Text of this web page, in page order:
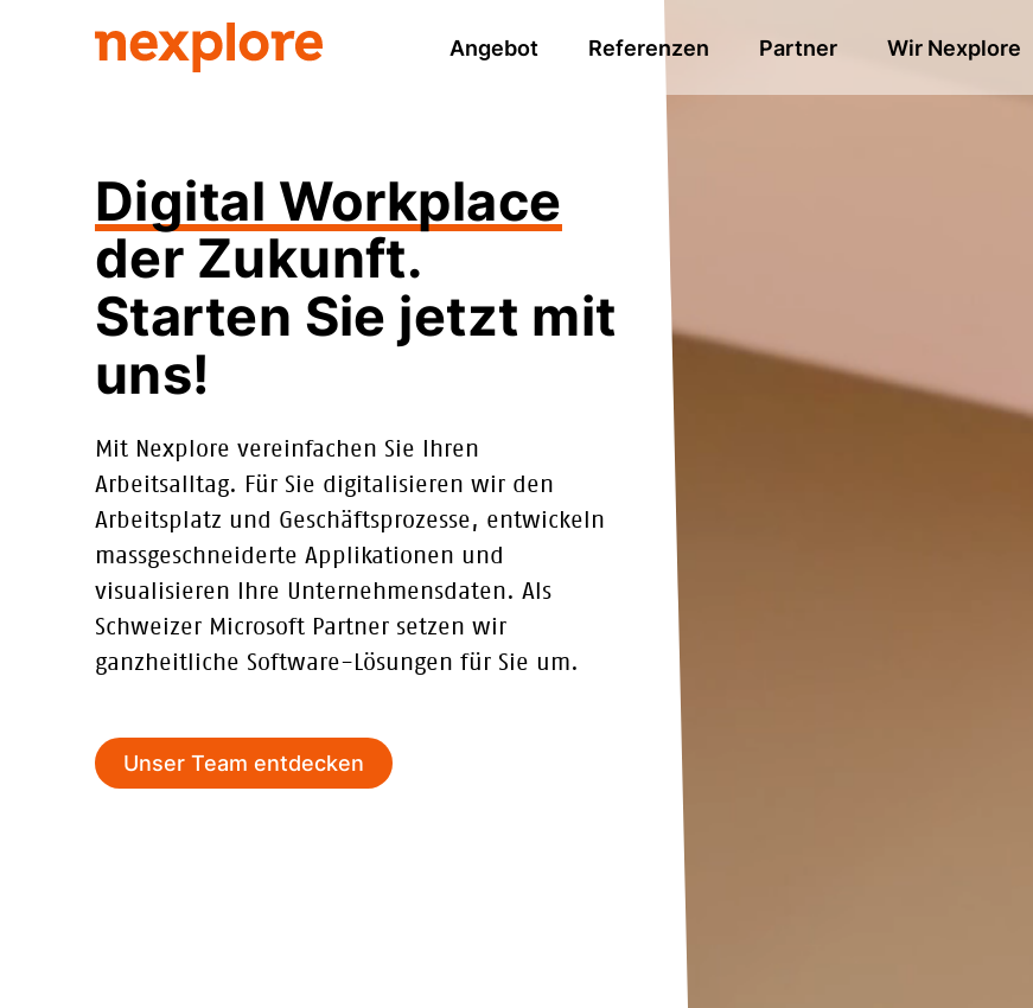
Angebot Referenzen Partner Wir Nexplore
Digital Workplace
der Zukunft.
Starten Sie jetzt mit
uns!
Mit Nexplore vereinfachen Sie Ihren
Arbeitsalltag. Für Sie digitalisieren wir den
Arbeitsplatz und Geschäftsprozesse, entwickeln
massgeschneiderte Applikationen und
visualisieren Ihre Unternehmensdaten. Als
Schweizer Microsoft Partner setzen wir
ganzheitliche Software-Lösungen für Sie um.
Unser Team entdecken